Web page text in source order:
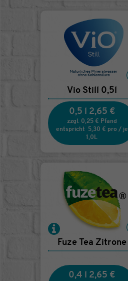
Vio Still 0,5l
0,5 l 2,65 €
zzgl. 0,25 € Pfand
entspricht 5,30 € pro / je
1,0L
Fuze Tea Zitrone
0,4 l 2,65 €